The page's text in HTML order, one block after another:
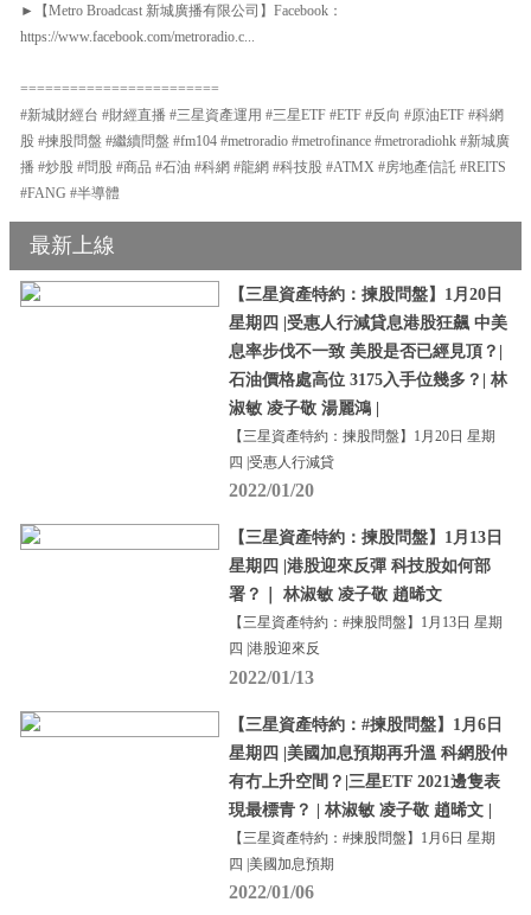
►【Metro Broadcast 新城廣播有限公司】Facebook：
https://www.facebook.com/metroradio.c...
========================
#新城財經台 #財經直播 #三星資產運用 #三星ETF #ETF #反向 #原油ETF #科網
股 #揀股問盤 #繼續問盤 #fm104 #metroradio #metrofinance #metroradiohk #新城廣
播 #炒股 #問股 #商品 #石油 #科網 #龍網 #科技股 #ATMX #房地產信託 #REITS
#FANG #半導體
最新上線
【三星資產特約：揀股問盤】1月20日
星期四 |受惠人行減貸息港股狂飆 中美
息率步伐不一致 美股是否已經見頂？|
石油價格處高位 3175入手位幾多？| 林
淑敏 凌子敬 湯麗鴻 |
【三星資產特約：揀股問盤】1月20日 星期
四 |受惠人行減貸
2022/01/20
【三星資產特約：揀股問盤】1月13日
星期四 |港股迎來反彈 科技股如何部
署？｜ 林淑敏 凌子敬 趙晞文
【三星資產特約：#揀股問盤】1月13日 星期
四 |港股迎來反
2022/01/13
【三星資產特約：#揀股問盤】1月6日
星期四 |美國加息預期再升溫 科網股仲
有冇上升空間？|三星ETF 2021邊隻表
現最標青？ | 林淑敏 凌子敬 趙晞文 |
【三星資產特約：#揀股問盤】1月6日 星期
四 |美國加息預期
2022/01/06